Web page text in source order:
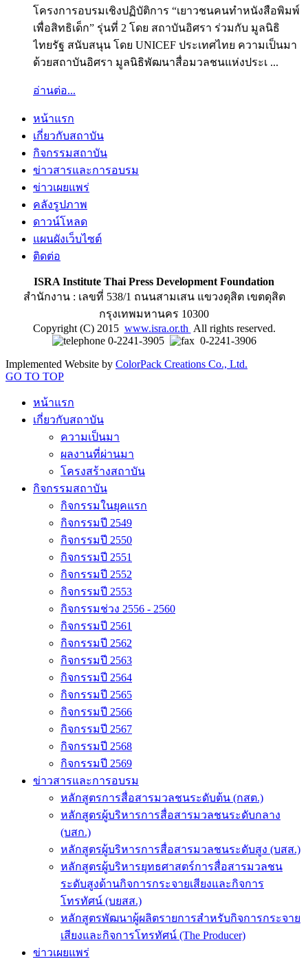
โครงการอบรมเชิงปฏิบัติการ “เยาวชนคนทำหนังสือพิมพ์
เพื่อสิทธิเด็ก” รุ่นที่ 2 โดย สถาบันอิศรา ร่วมกับ มูลนิธิ
ไทยรัฐ สนับสนุน โดย UNICEF ประเทศไทย ความเป็นมา
ด้วยสถาบันอิศรา มูลนิธิพัฒนาสื่อมวลชนแห่งประเ ...
อ่านต่อ...
หน้าแรก
เกี่ยวกับสถาบัน
กิจกรรมสถาบัน
ข่าวสารและการอบรม
ข่าวเผยแพร่
คลังรูปภาพ
ดาวน์โหลด
แผนผังเว็บไซต์
ติดต่อ
ISRA Institute Thai Press Development Foundation
สำนักงาน : เลขที่ 538/1 ถนนสามเสน แขวงดุสิต เขตดุสิต
กรุงเทพมหานคร 10300
Copyright (C) 2015 www.isra.or.th All rights reserved.
0-2241-3905
0-2241-3906
Implemented Website by ColorPack Creations Co., Ltd.
GO TO TOP
หน้าแรก
เกี่ยวกับสถาบัน
ความเป็นมา
ผลงานที่ผ่านมา
โครงสร้างสถาบัน
กิจกรรมสถาบัน
กิจกรรมในยุคแรก
กิจกรรมปี 2549
กิจกรรมปี 2550
กิจกรรมปี 2551
กิจกรรมปี 2552
กิจกรรมปี 2553
กิจกรรมช่วง 2556 - 2560
กิจกรรมปี 2561
กิจกรรมปี 2562
กิจกรรมปี 2563
กิจกรรมปี 2564
กิจกรรมปี 2565
กิจกรรมปี 2566
กิจกรรมปี 2567
กิจกรรมปี 2568
กิจกรรมปี 2569
ข่าวสารและการอบรม
หลักสูตรการสื่อสารมวลชนระดับต้น (กสต.)
หลักสูตรผู้บริหารการสื่อสารมวลชนระดับกลาง
(บสก.)
หลักสูตรผู้บริหารการสื่อสารมวลชนระดับสูง (บสส.)
หลักสูตรผู้บริหารยุทธศาสตร์การสื่อสารมวลชน
ระดับสูงด้านกิจการกระจายเสียงและกิจการ
โทรทัศน์ (บยสส.)
หลักสูตรพัฒนาผู้ผลิตรายการสำหรับกิจการกระจาย
เสียงและกิจการโทรทัศน์ (The Producer)
ข่าวเผยแพร่